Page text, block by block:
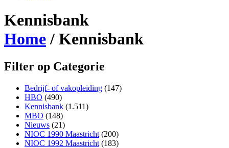
Kennisbank
Home/ Kennisbank
Filter op Categorie
Bedrijf- of vakopleiding (147)
HBO (490)
Kennisbank (1.511)
MBO (148)
Nieuws (21)
NIOC 1990 Maastricht (200)
NIOC 1992 Maastricht (183)